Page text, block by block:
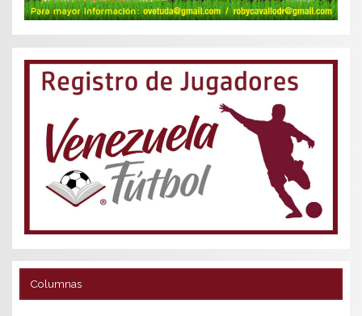
Columnas